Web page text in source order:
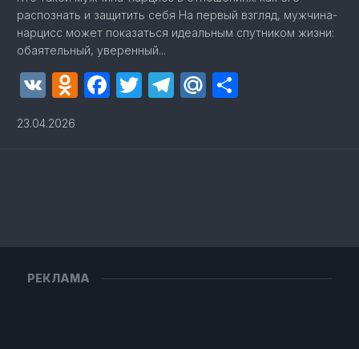
распознать и защитить себя На первый взгляд, мужчина-
нарцисс может показаться идеальным спутником жизни:
обаятельный, уверенный...
VK Odnoklassniki
Facebook
Twitter
Telegram
Mail.Ru
23.04.2026
РЕКЛАМА